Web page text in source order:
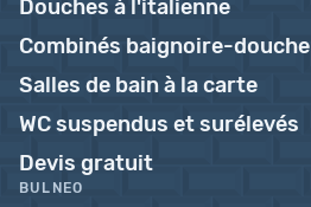
Douches à l'italienne
Combinés baignoire-douche
Salles de bain à la carte
WC suspendus et surélevés
Devis gratuit
BULNEO